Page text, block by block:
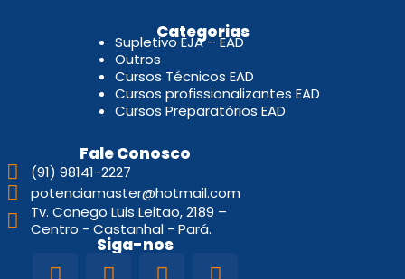
Categorias
Supletivo EJA – EAD
Outros
Cursos Técnicos EAD
Cursos profissionalizantes EAD
Cursos Preparatórios EAD
Fale Conosco
(91) 98141-2227
potenciamaster@hotmail.com
Tv. Conego Luis Leitao, 2189 –
Centro - Castanhal - Pará.
Siga-nos